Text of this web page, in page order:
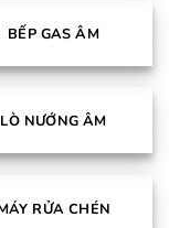
BẾP GAS ÂM
LÒ NƯỚNG ÂM
RỬA CHÉN